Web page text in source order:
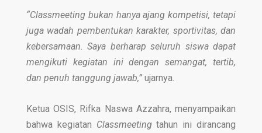
“Classmeeting bukan hanya ajang kompetisi, tetapi
juga wadah pembentukan karakter, sportivitas, dan
kebersamaan. Saya berharap seluruh siswa dapat
mengikuti kegiatan ini dengan semangat, tertib,
dan penuh tanggung jawab,” ujarnya.
Ketua OSIS, Rifka Naswa Azzahra, menyampaikan
bahwa kegiatan Classmeetingtahun ini dirancang